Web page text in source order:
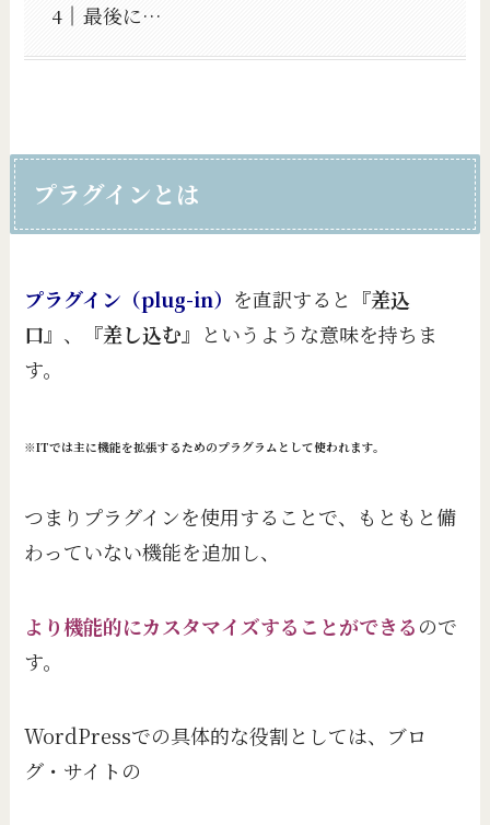
最後に…
プラグインとは
プラグイン（plug-in） を直訳すると『差込
口』、『差し込む』というような意味を持ちま
す。
※ITでは主に機能を拡張するためのプラグラムとして使われます。
つまりプラグインを使用することで、もともと備
わっていない機能を追加し、
より機能的にカスタマイズすることができるので
す。
WordPressでの具体的な役割としては、ブロ
グ・サイトの